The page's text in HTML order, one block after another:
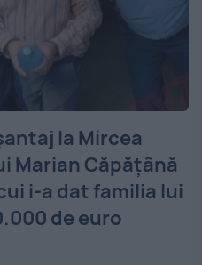
la Mircea
Marian Căpățână
i-a dat familia lui
de euro